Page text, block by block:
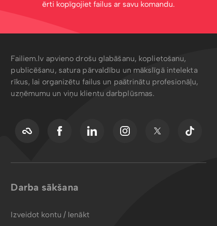
ērti kopīgojiet failus ar savu komandu.
Failiem.lv apvieno drošu glabāšanu, koplietošanu,
publicēšanu, satura pārvaldību un mākslīgā intelekta
rīkus, lai organizētu failus un paātrinātu profesionāļu,
uzņēmumu un viņu klientu darbplūsmas.
Darba sākšana
Izveidot kontu / Ienākt